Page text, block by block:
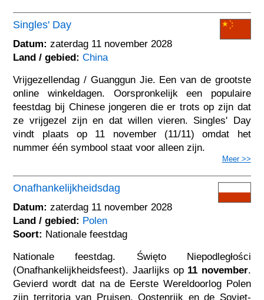
Singles' Day
Datum: zaterdag 11 november 2028
Land / gebied: China
Vrijgezellendag / Guanggun Jie. Een van de grootste
online winkeldagen. Oorspronkelijk een populaire
feestdag bij Chinese jongeren die er trots op zijn dat
ze vrijgezel zijn en dat willen vieren. Singles' Day
vindt plaats op 11 november (11/11) omdat het
nummer één symbool staat voor alleen zijn.
Meer >>
Onafhankelijkheidsdag
Datum: zaterdag 11 november 2028
Land / gebied: Polen
Soort: Nationale feestdag
Nationale feestdag. Święto Niepodległości
(Onafhankelijkheidsfeest). Jaarlijks op 11 november.
Gevierd wordt dat na de Eerste Wereldoorlog Polen
zijn territoria van Pruisen, Oostenrijk en de Sovjet-